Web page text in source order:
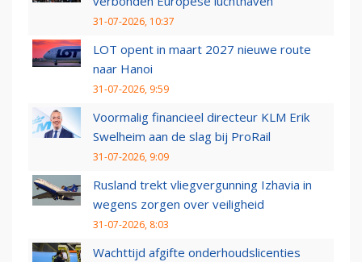
31-07-2026, 10:37
LOT opent in maart 2027 nieuwe route
naar Hanoi
31-07-2026, 9:59
Voormalig financieel directeur KLM Erik
Swelheim aan de slag bij ProRail
31-07-2026, 9:09
Rusland trekt vliegvergunning Izhavia in
wegens zorgen over veiligheid
31-07-2026, 8:03
Wachttijd afgifte onderhoudslicenties